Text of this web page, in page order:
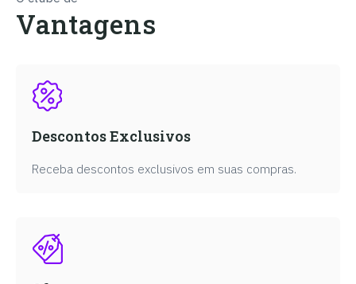
Vantagens
Descontos Exclusivos
Receba descontos exclusivos em suas compras.